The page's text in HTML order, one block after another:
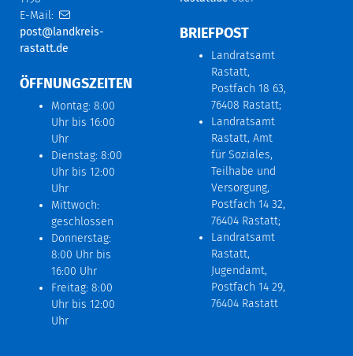
E-Mail:
post@landkreis-
rastatt.de
ÖFFNUNGSZEITEN
Montag: 8:00
Uhr bis 16:00
Uhr
Dienstag: 8:00
Uhr bis 12:00
Uhr
Mittwoch:
geschlossen
Donnerstag:
8:00 Uhr bis
16:00 Uhr
Freitag: 8:00
Uhr bis 12:00
Uhr
BRIEFPOST
Landratsamt
Rastatt,
Postfach 18 63,
76408 Rastatt;
Landratsamt
Rastatt, Amt
für Soziales,
Teilhabe und
Versorgung,
Postfach 14 32,
76404 Rastatt;
Landratsamt
Rastatt,
Jugendamt,
Postfach 14 29,
76404 Rastatt